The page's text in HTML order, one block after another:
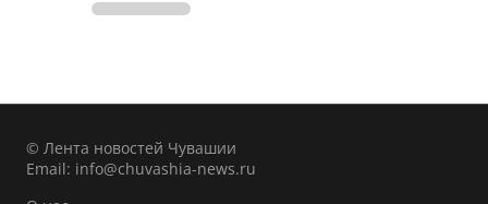
© Лента новостей Чувашии
Email: info@chuvashia-news.ru